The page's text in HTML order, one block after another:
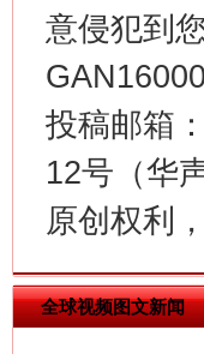
意侵犯到
投稿邮箱
12号（华
原创权利
全球视频图文新闻
在谋一